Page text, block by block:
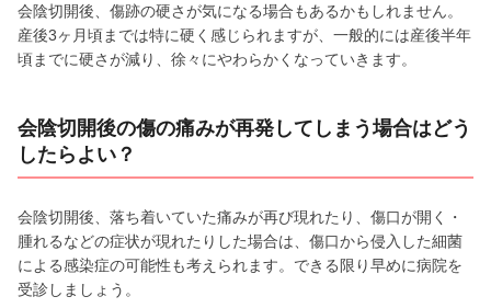
会陰切開後、傷跡の硬さが気になる場合もあるかもしれません。
産後3ヶ月頃までは特に硬く感じられますが、一般的には産後半年
頃までに硬さが減り、徐々にやわらかくなっていきます。
会陰切開後の傷の痛みが再発してしまう場合はどう
したらよい？
会陰切開後、落ち着いていた痛みが再び現れたり、傷口が開く・
腫れるなどの症状が現れたりした場合は、傷口から侵入した細菌
による感染症の可能性も考えられます。できる限り早めに病院を
受診しましょう。